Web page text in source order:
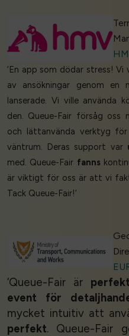
‘En app som dödar stress!
av ansökningar genom en
lanserade. Vi ville använda
den. Queue-Fair försåg oss
och lättanvända verktyg
väntrum. Deras support var
med. Queue-Fair fanns
är viktigt för oss är att vi
Tack Queue-Fair!’
‘Queue-Fair är perfekt
event för
mycket intuitiv att
perfekt. Queue-Fair